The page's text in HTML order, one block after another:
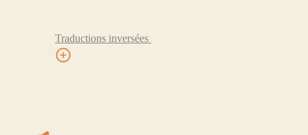
Traductions inversées